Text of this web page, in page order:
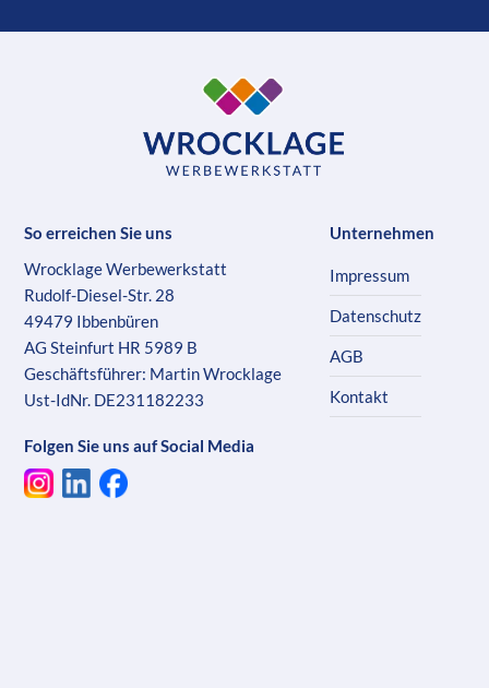
So erreichen Sie uns
Wrocklage Werbewerkstatt
Rudolf-Diesel-Str. 28
49479 Ibbenbüren
AG Steinfurt HR 5989 B
Geschäftsführer: Martin Wrocklage
Ust-IdNr. DE231182233
Folgen Sie uns auf Social Media
Unternehmen
Impressum
Datenschutz
AGB
Kontakt